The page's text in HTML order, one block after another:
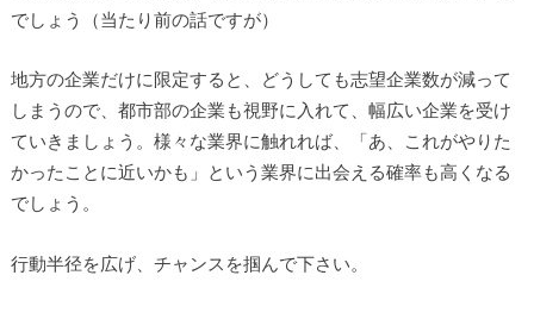
でしょう（当たり前の話ですが）
地方の企業だけに限定すると、どうしても志望企業数が減って
しまうので、都市部の企業も視野に入れて、幅広い企業を受け
ていきましょう。様々な業界に触れれば、「あ、これがやりた
かったことに近いかも」という業界に出会える確率も高くなる
でしょう。
行動半径を広げ、チャンスを掴んで下さい。